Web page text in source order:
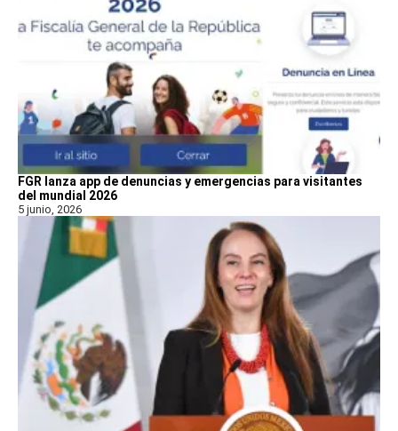
FGR lanza app de denuncias y emergencias para visitantes
del mundial 2026
5 junio, 2026